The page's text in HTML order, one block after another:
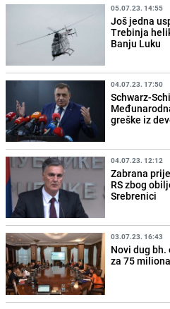
05.07.23. 14:55
Još jedna
Trebinja
Banju Luku
04.07.23. 17:50
Schwarz-
greške iz
04.07.23. 12:12
Zabrana
RS zbog
Srebrenici
03.07.23. 16:43
Novi dug
za 75